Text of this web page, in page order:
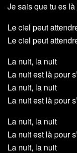
Je sais que tu es
Le ciel peut
Le ciel peut
La nuit, la nuit
La nuit est là pour
La nuit, la nuit
La nuit est là pour
La nuit, la nuit
La nuit est là pour
La nuit, la nuit